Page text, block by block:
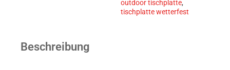
outdoor tischplatte,
tischplatte wetterfest
Beschreibung